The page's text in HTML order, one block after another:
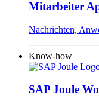
Mitarbeiter
Nachrichten,
Know-how
SAP Joule